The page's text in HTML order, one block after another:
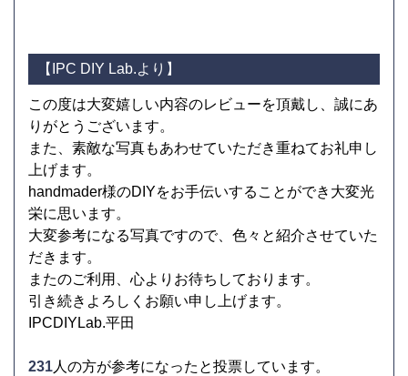
【IPC DIY Lab.より】
この度は大変嬉しい内容のレビューを頂戴し、誠にあ
りがとうございます。
また、素敵な写真もあわせていただき重ねてお礼申し
上げます。
handmader様のDIYをお手伝いすることができ大変光
栄に思います。
大変参考になる写真ですので、色々と紹介させていた
だきます。
またのご利用、心よりお待ちしております。
引き続きよろしくお願い申し上げます。
IPCDIYLab.平田
231人の方が参考になったと投票しています。